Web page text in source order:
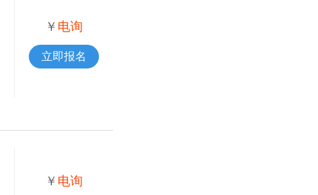
￥ 电询
立即报名
￥ 电询